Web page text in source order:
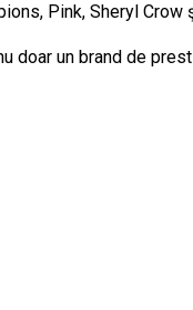
Pink, Sheryl Crow
doar un brand de